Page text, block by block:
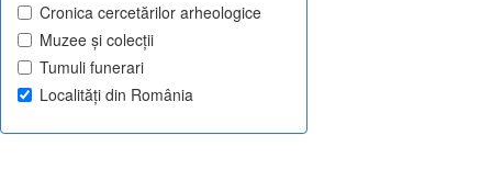
Cronica cercetărilor arheologice
Muzee și colecții
Tumuli funerari
Localități din România